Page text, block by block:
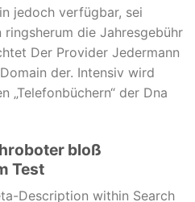
jedoch verfügbar, sei
die Jahresgebühr
Der Provider Jedermann
der. Intensiv wird
„Telefonbüchern“ der Dna
bloß
Test
Description within Search